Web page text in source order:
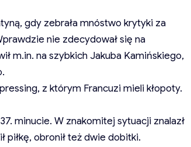
gdy zebrała mnóstwo krytyki za
nie zdecydował się na
m.in. na szybkich Jakuba Kamińskiego,
z którym Francuzi mieli kłopoty.
minucie. W znakomitej sytuacji znalazł
piłkę, obronił też dwie dobitki.